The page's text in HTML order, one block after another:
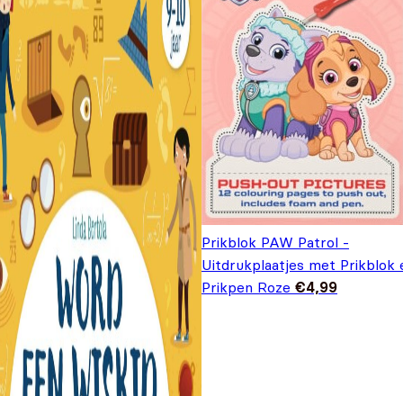
Prikblok PAW Patrol -
Uitdrukplaatjes met Prikblok
Prikpen Roze €4,99